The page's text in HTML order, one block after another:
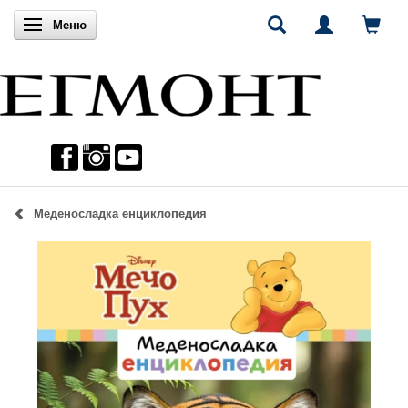
Включи навигацията
Меню
Меденосладка енциклопедия